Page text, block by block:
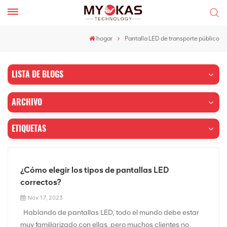
hogar Pantalla LED de transporte público
LISTA DE BLOGS
ARCHIVO
ETIQUETAS
¿Cómo elegir los tipos de pantallas LED
correctos?
Nov 17, 2023
Hablando de pantallas LED, todo el mundo debe estar
muy familiarizado con ellas, pero muchos clientes no